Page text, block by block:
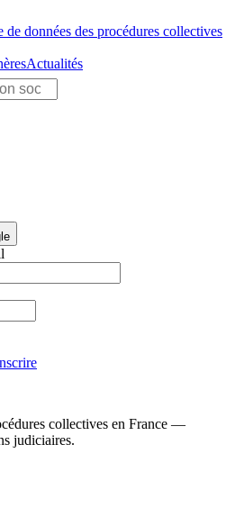
de données des procédures collectives
Actualités
collectives en France —
judiciaires.